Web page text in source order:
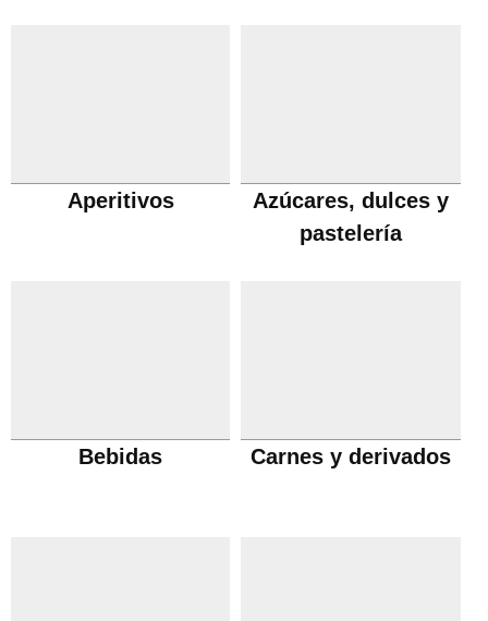
Aperitivos
Azúcares, dulces y
pastelería
Bebidas Carnes y derivados